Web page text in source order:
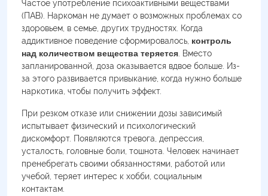
Частое употребление психоактивными веществами
(ПАВ). Наркоман не думает о возможных проблемах со
здоровьем, в семье, других трудностях. Когда
аддиктивное поведение сформировалось, контроль
над количеством вещества теряется . Вместо
запланированной, доза оказывается вдвое больше. Из-
за этого развивается привыкание, когда нужно больше
наркотика, чтобы получить эффект.
При резком отказе или снижении дозы зависимый
испытывает физический и психологический
дискомфорт. Появляются тревога, депрессия,
усталость, головные боли, тошнота. Человек начинает
пренебрегать своими обязанностями, работой или
учебой, теряет интерес к хобби, социальным
контактам.